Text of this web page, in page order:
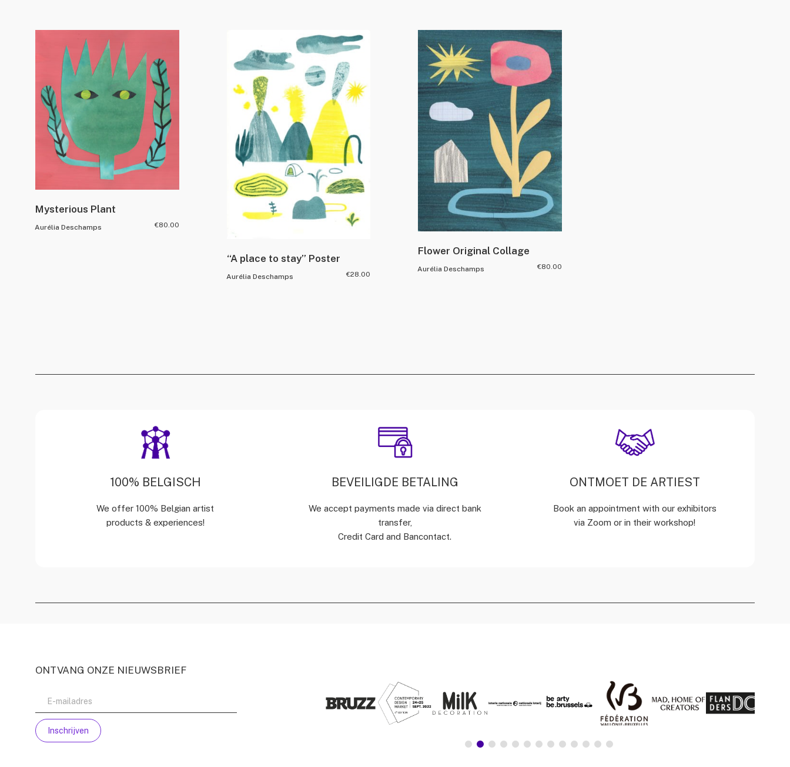
Mysterious Plant
Aurélia Deschamps €80.00
“A place to stay” Poster
Aurélia Deschamps €28.00
Flower Original Collage
Aurélia Deschamps €80.00
100% BELGISCH
We offer 100% Belgian artist
products & experiences!
BEVEILIGDE BETALING
We accept payments made via direct bank
transfer,
Credit Card and Bancontact.
ONTMOET DE ARTIEST
Book an appointment with our exhibitors
via Zoom or in their workshop!
ONTVANG ONZE NIEUWSBRIEF